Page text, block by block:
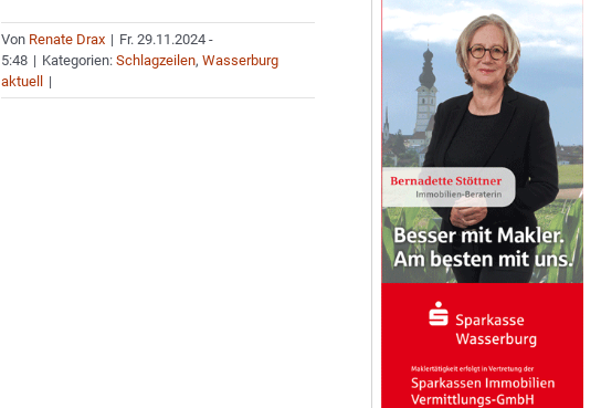
Von Renate Drax | Fr. 29.11.2024 -
5:48 | Kategorien:Schlagzeilen,Wasserburg
aktuell
|